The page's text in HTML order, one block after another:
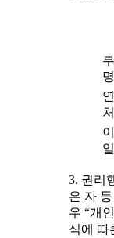
명
처
일
3. 권리
은 자
우 “개
식에 따